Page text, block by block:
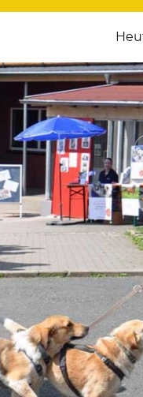
Täglich aktuelle